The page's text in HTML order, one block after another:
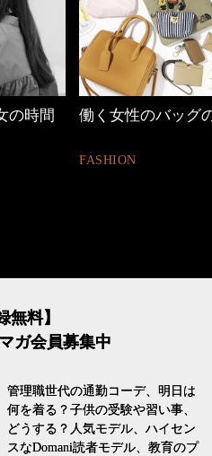
間
働く女性のバッグの中
FASHION
無料】
ガ会員募集中
管理職世代の通勤コーデ、明日は
何を着る？子供の受験や習い事、
どうする？人気モデル、ハイセン
スなDomani読者モデル、教育のプ